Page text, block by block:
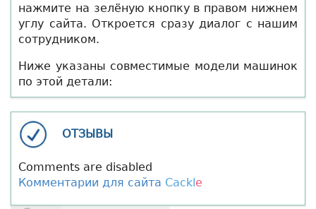
нажмите на зелёную кнопку в правом нижнем
углу сайта. Откроется сразу диалог с нашим
сотрудником.
Ниже указаны совместимые модели машинок
по этой детали:
ОТЗЫВЫ
Comments are disabled
Комментарии для сайта Cackle